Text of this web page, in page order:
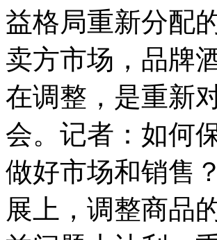
益格局重新分配
卖方市场，品牌
在调整，是重新
会。记者：如何
做好市场和销售
展上，调整商品